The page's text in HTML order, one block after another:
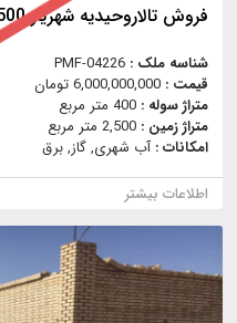
فروش تالاروحیدیه شهریار 2500متر
شناسه ملک : PMF-04226
قیمت : 6,000,000,000 تومان
متراژ سوله : 400 متر مربع
متراژ زمین : 2,500 متر مربع
امکانات :آب شهری, گاز, برق
اطلاعات بیشتر